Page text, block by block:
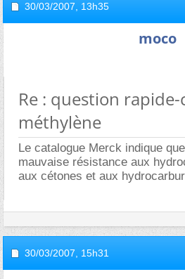
30/03/2007, 13h35
moco
Re : question
méthylène
Le catalogue Merck indique
mauvaise résistance aux
aux cétones et aux
30/03/2007, 15h31